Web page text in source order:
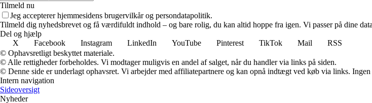
Tilmeld nu
Jeg accepterer hjemmesidens brugervilkår og persondatapolitik.
Tilmeld dig nyhedsbrevet og få værdifuldt indhold – og bare rolig, du kan altid hoppe fra igen. Vi passer på dine
Del og hjælp
X
Facebook Instagram LinkedIn YouTube Pinterest TikTok Mail
RSS
© Ophavsretligt beskyttet materiale.
© Alle rettigheder forbeholdes. Vi modtager muligvis en andel af salget, når du handler via links på siden.
© Denne side er underlagt ophavsret. Vi arbejder med affiliatepartnere og kan opnå indtægt ved køb via links.
Intern navigation
Sideoversigt
Nyheder